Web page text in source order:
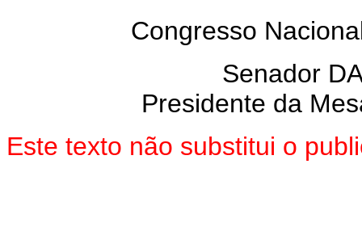
Congresso
Senador
Presidente da
Este texto não substitui o